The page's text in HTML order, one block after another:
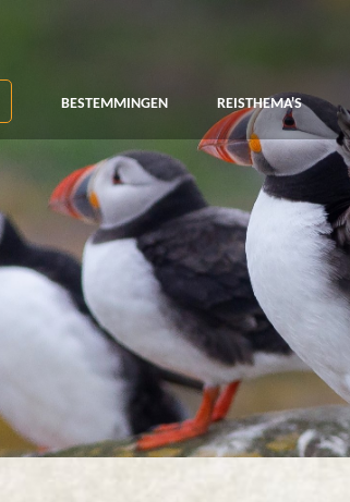
BESTEMMINGEN REISTHEMA'S